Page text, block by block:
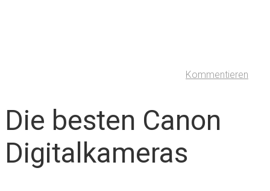
Kommentieren
Die besten Canon
Digitalkameras